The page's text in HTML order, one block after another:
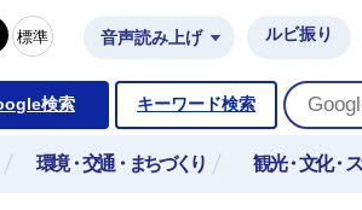
標準 音声読み上げ ルビ振り
検索 キーワード検索
環境・交通・まちづくり 観光・文化・